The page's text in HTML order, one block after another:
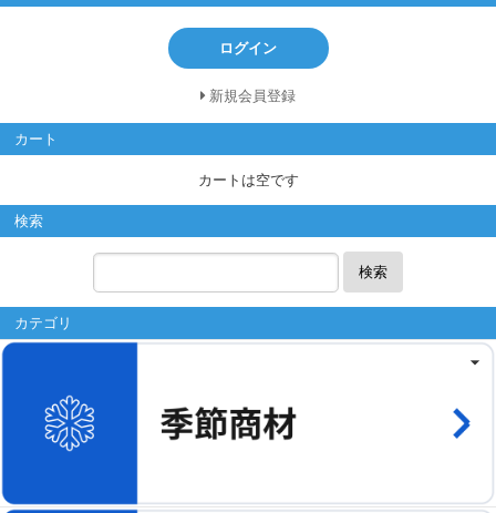
ログイン
新規会員登録
カート
カートは空です
検索
検索
カテゴリ